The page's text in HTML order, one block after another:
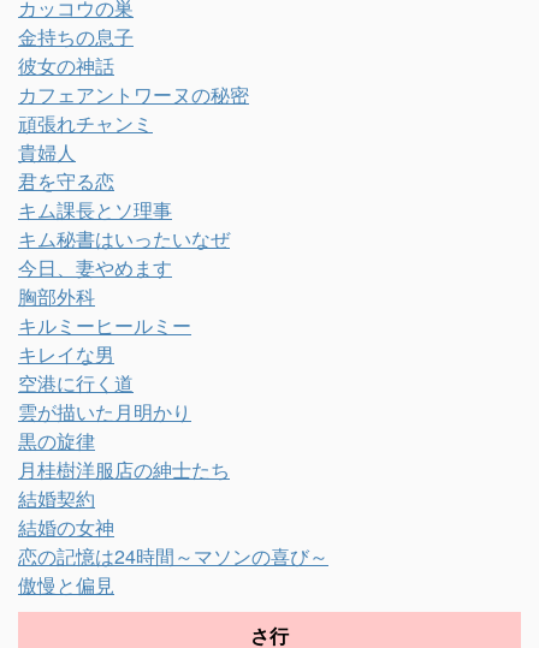
カッコウの巣
金持ちの息子
彼女の神話
カフェアントワーヌの秘密
頑張れチャンミ
貴婦人
君を守る恋
キム課長とソ理事
キム秘書はいったいなぜ
今日、妻やめます
胸部外科
キルミーヒールミー
キレイな男
空港に行く道
雲が描いた月明かり
黒の旋律
月桂樹洋服店の紳士たち
結婚契約
結婚の女神
恋の記憶は24時間～マソンの喜び～
傲慢と偏見
さ行